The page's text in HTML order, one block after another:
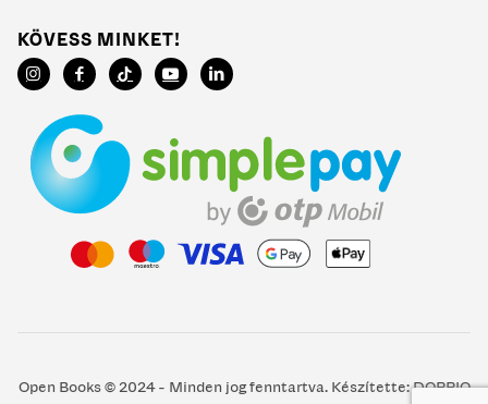
KÖVESS MINKET!
Open Books © 2024 - Minden jog fenntartva. Készítette:DOPPIO